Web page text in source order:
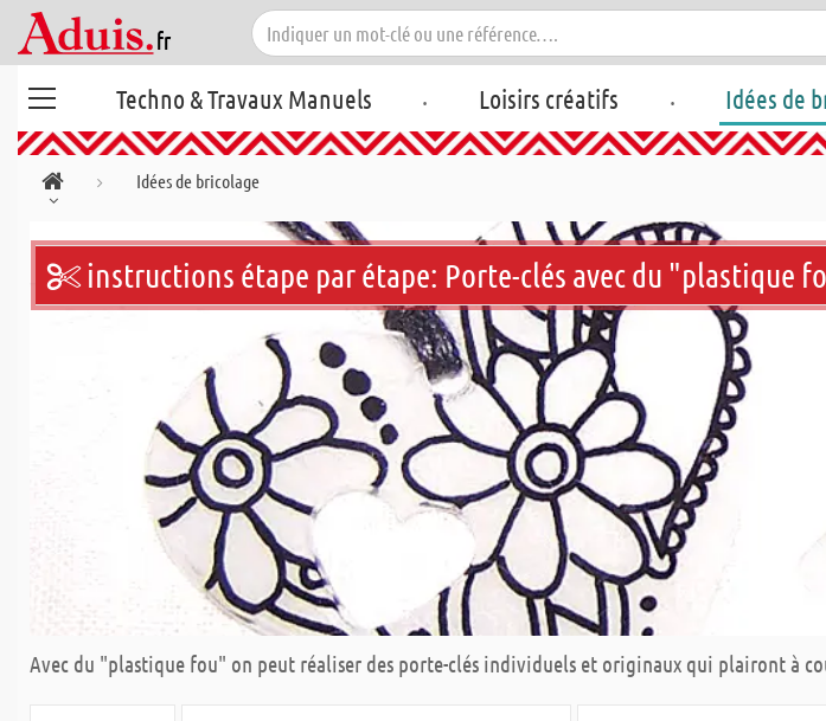
Techno & Travaux Manuels . Loisirs créatifs . Idées de
Idées de bricolage
instructions étape par étape: Porte-clés avec du "plastique
Avec du "plastique fou" on peut réaliser des porte-clés individuels et originaux qui plairont à